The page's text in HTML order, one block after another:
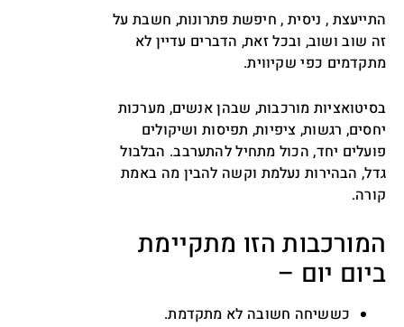
התייעצת , ניסית , חיפשת פתרונות, חשבת על
זה שוב ושוב, ובכל זאת, הדברים עדיין לא
מתקדמים כפי שקיווית.
בסיטואציות מורכבות, שבהן אנשים, מערכות
יחסים, רגשות, ציפיות, תפיסות ושיקולים
פועלים יחד, הכול מתחיל להתערבב. הבלבול
גדל, הבהירות נעלמת וקשה להבין מה באמת
קורה.
המורכבות הזו מתקיימת
ביום יום –
כששיחה חשובה לא מתקדמת.